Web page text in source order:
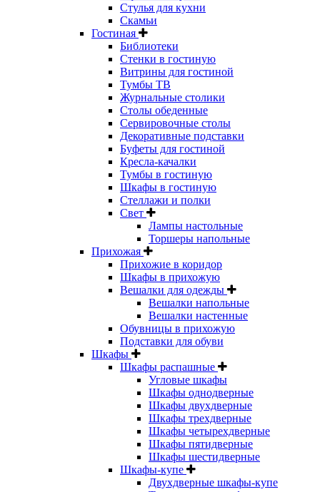
Стулья для кухни
Скамьи
Гостиная
Библиотеки
Стенки в гостиную
Витрины для гостиной
Тумбы ТВ
Журнальные столики
Столы обеденные
Сервировочные столы
Декоративные подставки
Буфеты для гостиной
Кресла-качалки
Тумбы в гостиную
Шкафы в гостиную
Стеллажи и полки
Свет
Лампы настольные
Торшеры напольные
Прихожая
Прихожие в коридор
Шкафы в прихожую
Вешалки для одежды
Вешалки напольные
Вешалки настенные
Обувницы в прихожую
Подставки для обуви
Шкафы
Шкафы распашные
Угловые шкафы
Шкафы однодверные
Шкафы двухдверные
Шкафы трехдверные
Шкафы четырехдверные
Шкафы пятидверные
Шкафы шестидверные
Шкафы-купе
Двухдверные шкафы-купе